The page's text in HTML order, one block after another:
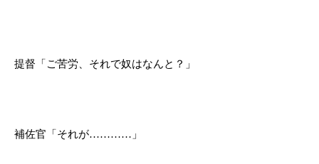
提督「ご苦労、それで奴はなんと？」
補佐官「それが…………」